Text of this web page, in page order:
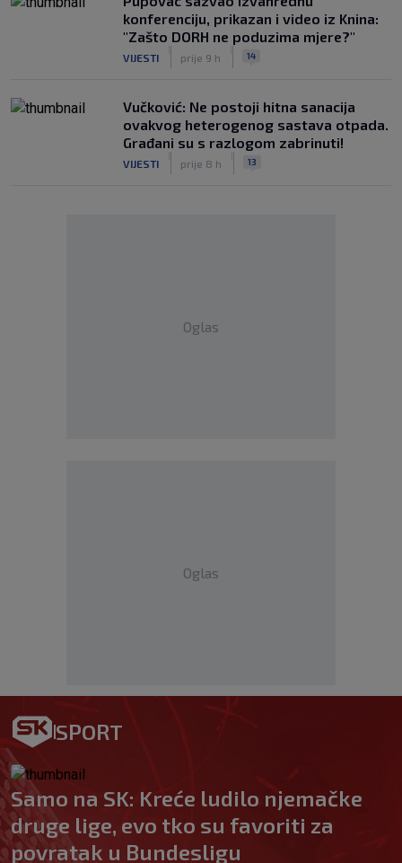
konferenciju, prikazan i video iz Knina:
"Zašto DORH ne poduzima mjere?"
VIJESTI prije 9 h 14
Vučković: Ne postoji hitna sanacija
ovakvog heterogenog sastava otpada.
Građani su s razlogom zabrinuti!
VIJESTI prije 8 h 13
Oglas
Oglas
SPORT
Samo na SK: Kreće ludilo njemačke
druge lige, evo tko su favoriti za
povratak u Bundesligu